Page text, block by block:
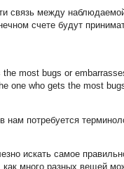
связь между
счете будут
the most bugs or
one who gets the most
потребуется
искать самое
много разных вещей